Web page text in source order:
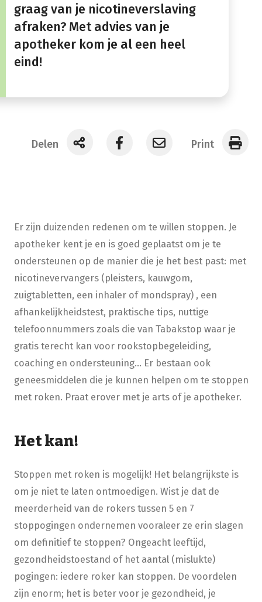
graag van je nicotineverslaving
afraken? Met advies van je
apotheker kom je al een heel
eind!
Delen Print
Er zijn duizenden redenen om te willen stoppen. Je
apotheker kent je en is goed geplaatst om je te
ondersteunen op de manier die je het best past: met
nicotinevervangers (pleisters, kauwgom,
zuigtabletten, een inhaler of mondspray) , een
afhankelijkheidstest, praktische tips, nuttige
telefoonnummers zoals die van Tabakstop waar je
gratis terecht kan voor rookstopbegeleiding,
coaching en ondersteuning… Er bestaan ook
geneesmiddelen die je kunnen helpen om te stoppen
met roken. Praat erover met je arts of je apotheker.
Het kan!
Stoppen met roken is mogelijk! Het belangrijkste is
om je niet te laten ontmoedigen. Wist je dat de
meerderheid van de rokers tussen 5 en 7
stoppogingen ondernemen vooraleer ze erin slagen
om definitief te stoppen? Ongeacht leeftijd,
gezondheidstoestand of het aantal (mislukte)
pogingen: iedere roker kan stoppen. De voordelen
zijn enorm; het is beter voor je gezondheid, je